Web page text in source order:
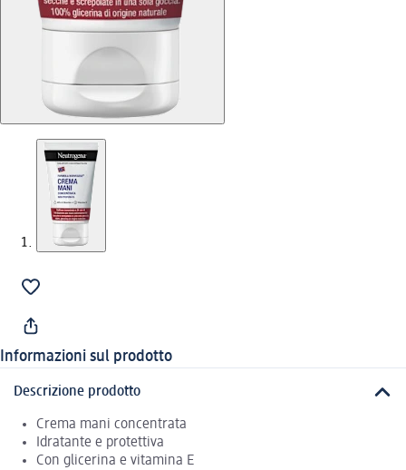
Informazioni sul prodotto
Descrizione prodotto
Crema mani concentrata
Idratante e protettiva
Con glicerina e vitamina E